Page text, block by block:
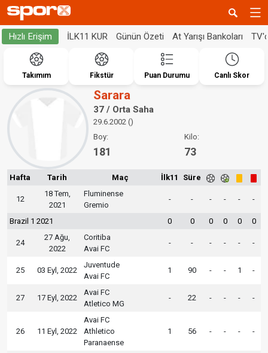
Hızlı Erişim İLK11 KUR Günün Özeti At Yarışı Bankoları
Takımım Fikstür Puan Durumu Canlı Skor
Sarara
37 / Orta Saha
29.6.2002 ()
Boy:
181
Kilo:
73
Hafta Tarih Maç İlk11 Süre
12
18 Tem,
2021
Fluminense
Gremio
- - - - - -
Brazil 1 2021 0 0 0 0 0 0
24
27 Ağu,
2022
Coritiba
Avai FC
- - - - - -
25 03 Eyl, 2022
Juventude
Avai FC
1 90 - - 1 -
27 17 Eyl, 2022
Avai FC
Atletico MG
- 22 - - - -
26 11 Eyl, 2022
Avai FC
Athletico
Paranaense
1 56 - - - -